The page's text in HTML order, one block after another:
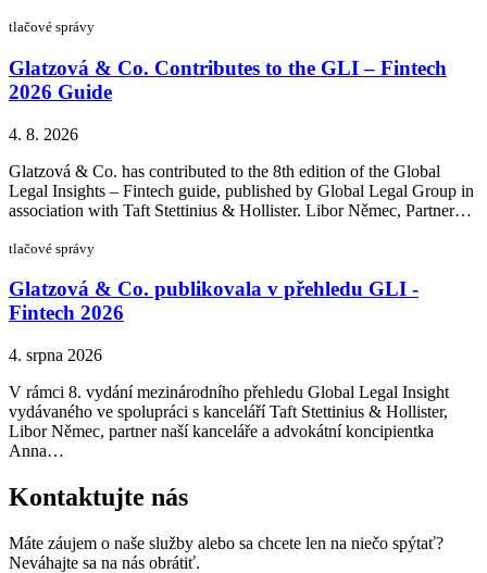
tlačové správy
Glatzová & Co. Contributes to the GLI – Fintech
2026 Guide
4. 8. 2026
Glatzová & Co. has contributed to the 8th edition of the Global
Legal Insights – Fintech guide, published by Global Legal Group in
association with Taft Stettinius & Hollister. Libor Němec, Partner…
tlačové správy
Glatzová & Co. publikovala v přehledu GLI -
Fintech 2026
4. srpna 2026
V rámci 8. vydání mezinárodního přehledu Global Legal Insight
vydávaného ve spolupráci s kanceláří Taft Stettinius & Hollister,
Libor Němec, partner naší kanceláře a advokátní koncipientka
Anna…
Kontaktujte nás
Máte záujem o naše služby alebo sa chcete len na niečo spýtať?
Neváhajte sa na nás obrátiť.